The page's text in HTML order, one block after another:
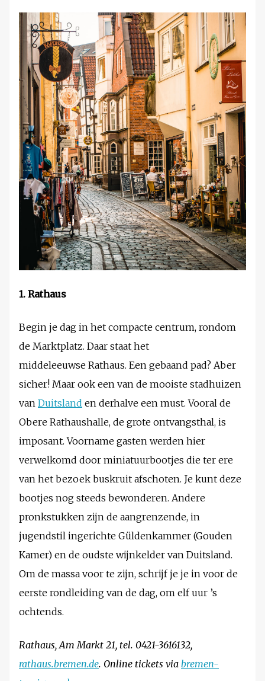
1. Rathaus
Begin je dag in het compacte centrum, rondom
de Marktplatz. Daar staat het
middeleeuwse Rathaus. Een gebaand pad? Aber
sicher! Maar ook een van de mooiste stadhuizen
van Duitsland en derhalve een must. Vooral de
Obere Rathaushalle, de grote ontvangsthal, is
imposant. Voorname gasten werden hier
verwelkomd door miniatuurbootjes die ter ere
van het bezoek buskruit afschoten. Je kunt deze
bootjes nog steeds bewonderen. Andere
pronkstukken zijn de aangrenzende, in
jugendstil ingerichte Güldenkammer (Gouden
Kamer) en de oudste wijnkelder van Duitsland.
Om de massa voor te zijn, schrijf je je in voor de
eerste rondleiding van de dag, om elf uur ’s
ochtends.
Rathaus, Am Markt 21, tel. 0421-3616132,
rathaus.bremen.de. Online tickets via bremen-